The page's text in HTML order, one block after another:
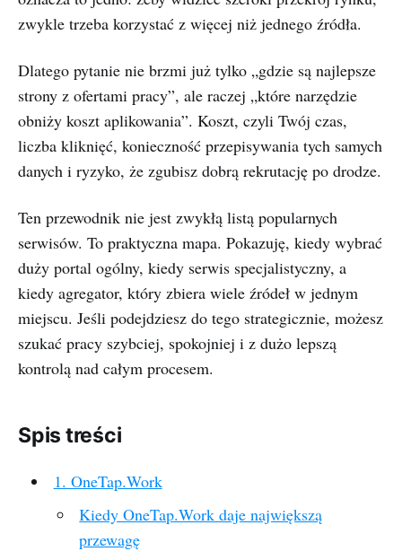
zwykle trzeba korzystać z więcej niż jednego źródła.
Dlatego pytanie nie brzmi już tylko „gdzie są najlepsze
strony z ofertami pracy”, ale raczej „które narzędzie
obniży koszt aplikowania”. Koszt, czyli Twój czas,
liczba kliknięć, konieczność przepisywania tych samych
danych i ryzyko, że zgubisz dobrą rekrutację po drodze.
Ten przewodnik nie jest zwykłą listą popularnych
serwisów. To praktyczna mapa. Pokazuję, kiedy wybrać
duży portal ogólny, kiedy serwis specjalistyczny, a
kiedy agregator, który zbiera wiele źródeł w jednym
miejscu. Jeśli podejdziesz do tego strategicznie, możesz
szukać pracy szybciej, spokojniej i z dużo lepszą
kontrolą nad całym procesem.
Spis treści
1. OneTap.Work
Kiedy OneTap.Work daje największą
przewagę